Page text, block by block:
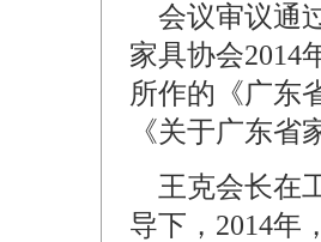
会议审议通
家具协会2014
所作的《广东
《关于广东
王克会长在
导下，2014年